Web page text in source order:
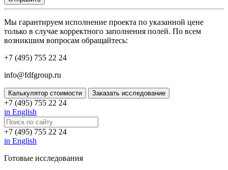
Мы гарантируем исполнение проекта по указанной цене
только в случае корректного заполнения полей. По всем
возникшим вопросам обращайтесь:
+7 (495) 755 22 24
info@fdfgroup.ru
Калькулятор стоимости Заказать исследование
+7 (495) 755 22 24
in English
+7 (495) 755 22 24
in English
Готовые исследования